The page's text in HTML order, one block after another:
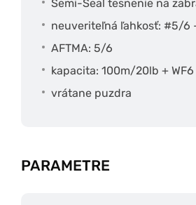
Semi-Seal tesnenie na
neuveriteľná ľahkosť: #5/6
AFTMA: 5/6
kapacita: 100m/20lb + WF6
vrátane puzdra
PARAMETRE